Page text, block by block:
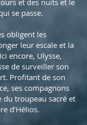
et des nuits et le
se passe.
obligent les
leur escale et la
encore, Ulysse,
de surveiller son
Profitant de son
ses compagnons
du troupeau sacré et
d’Hélios.